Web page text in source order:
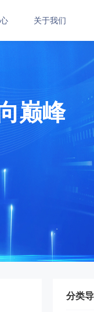
理系统
系统
智
赛事
自习
教室
功能
在线
关于我们
巅峰
分类